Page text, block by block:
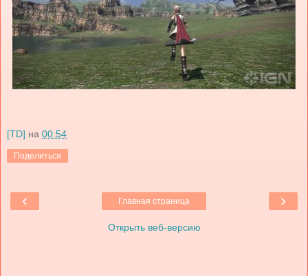
[TD] на 00:54
Поделиться
‹ ›
Главная страница
Открыть веб-версию